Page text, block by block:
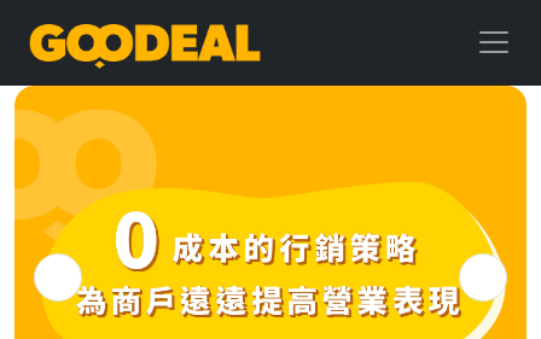
GOODEAL
早
早
鳥